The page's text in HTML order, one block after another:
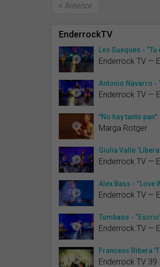
< Anterior
EnderrockTV
Les Sueques -
Enderrock TV —
Antonio Navarro -
Enderrock TV —
"No hay tanto pan"
Marga Rotger
Giulia Valle
Enderrock TV —
Alex Bass - “Love
Enderrock TV —
Tumbaos -
Enderrock TV —
Francesc Ribera
Enderrock TV 39